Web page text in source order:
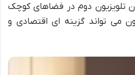
تلویزیون دوم در فضاهای کوچک
می تواند گزینه ای اقتصادی و